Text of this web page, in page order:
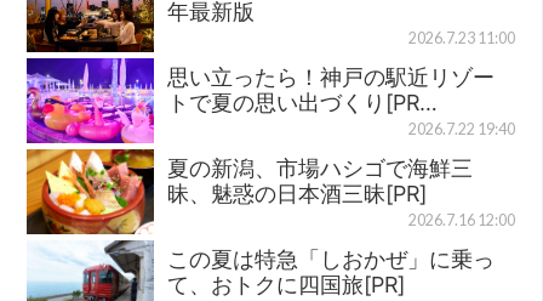
年最新版
2026.7.23 11:00
思い立ったら！神戸の駅近リゾー
トで夏の思い出づくり[PR…
2026.7.22 19:40
夏の新潟、市場ハシゴで海鮮三
昧、魅惑の日本酒三昧[PR]
2026.7.16 12:00
この夏は特急「しおかぜ」に乗っ
て、おトクに四国旅[PR]